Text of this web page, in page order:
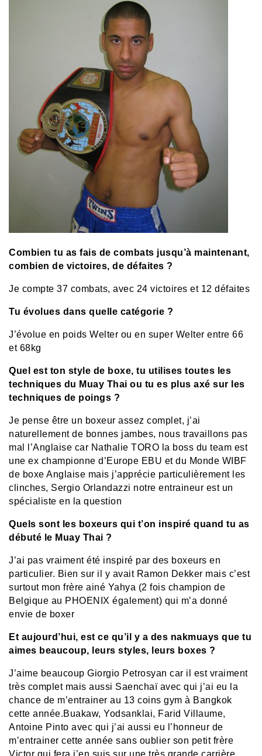
Combien tu as fais de combats jusqu’à maintenant,
combien de victoires, de défaites ?
Je compte 37 combats, avec 24 victoires et 12 défaites
Tu évolues dans quelle catégorie ?
J’évolue en poids Welter ou en super Welter entre 66
et 68kg
Quel est ton style de boxe, tu utilises toutes les
techniques du Muay Thai ou tu es plus axé sur les
techniques de poings ?
Je pense être un boxeur assez complet, j’ai
naturellement de bonnes jambes, nous travaillons pas
mal l’Anglaise car Nathalie TORO la boss du team est
une ex championne d’Europe EBU et du Monde WIBF
de boxe Anglaise mais j’apprécie particulièrement les
clinches, Sergio Orlandazzi notre entraineur est un
spécialiste en la question
Quels sont les boxeurs qui t’on inspiré quand tu as
débuté le Muay Thai ?
J’ai pas vraiment été inspiré par des boxeurs en
particulier. Bien sur il y avait Ramon Dekker mais c’est
surtout mon frère ainé Yahya (2 fois champion de
Belgique au PHOENIX également) qui m’a donné
envie de boxer
Et aujourd’hui, est ce qu’il y a des nakmuays que tu
aimes beaucoup, leurs styles, leurs boxes ?
J’aime beaucoup Giorgio Petrosyan car il est vraiment
très complet mais aussi Saenchaï avec qui j’ai eu la
chance de m’entrainer au 13 coins gym à Bangkok
cette année.Buakaw, Yodsanklai, Farid Villaume,
Antoine Pinto avec qui j’ai aussi eu l’honneur de
m’entrainer cette année sans oublier son petit frère
Victor qui fera j’en suis sur une très grande carrière